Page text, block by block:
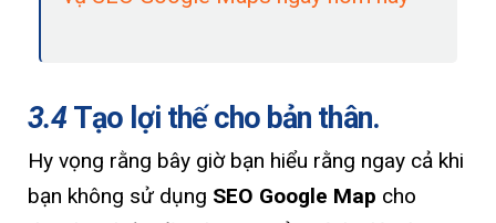
3.4 Tạo lợi thế cho bản thân.
Hy vọng rằng bây giờ bạn hiểu rằng ngay cả khi
bạn không sử dụng SEO Google Map cho